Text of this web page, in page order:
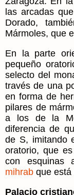
las arcadas
Dorado,
Mármoles, que
En la parte
pequeño
selecto del
través de una
en forma de
pilares de
a los de la
diferencia de
de S, imitando
oratorio, que
con esquinas
mihrab que está
Palacio